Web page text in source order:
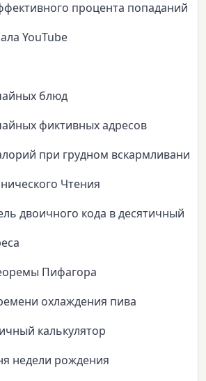
процента попаданий
YouTube
блюд
фиктивных адресов
при грудном вскармливании
Чтения
двоичного кода в десятичный
Пифагора
охлаждения пива
калькулятор
недели рождения